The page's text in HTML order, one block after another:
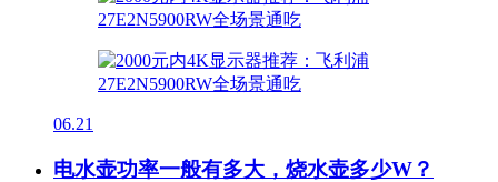
06.21
电水壶功率一般有多大，烧水壶多少W？